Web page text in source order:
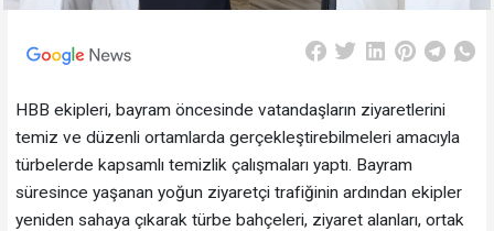
HBB ekipleri, bayram öncesinde vatandaşların ziyaretlerini
temiz ve düzenli ortamlarda gerçekleştirebilmeleri amacıyla
türbelerde kapsamlı temizlik çalışmaları yaptı. Bayram
süresince yaşanan yoğun ziyaretçi trafiğinin ardından ekipler
yeniden sahaya çıkarak türbe bahçeleri, ziyaret alanları, ortak